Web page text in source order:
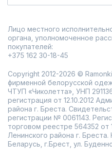
Лицо местного
органа, уполномоченное
покупателей:
+375 162 30-18-45
Copyright 2012-2026 ©
фирменной белорусской
ЧТУП «Чиколетта», УНП
регистрация от 12.10.2012
района г. Бреста.
регистрации № 0061143.
торговом реестре 564352 от
Ленинского района г.
Беларусь, г.Брест, ул.